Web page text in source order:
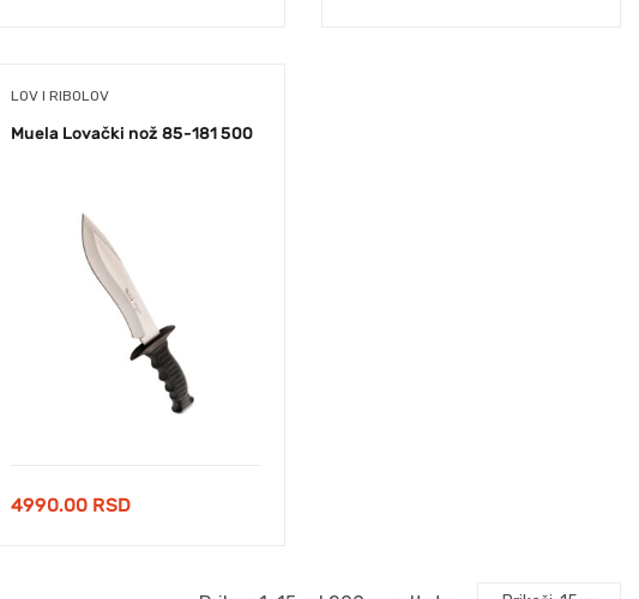
LOV I RIBOLOV
Muela Lovački nož 85-181 500
4990.00 RSD